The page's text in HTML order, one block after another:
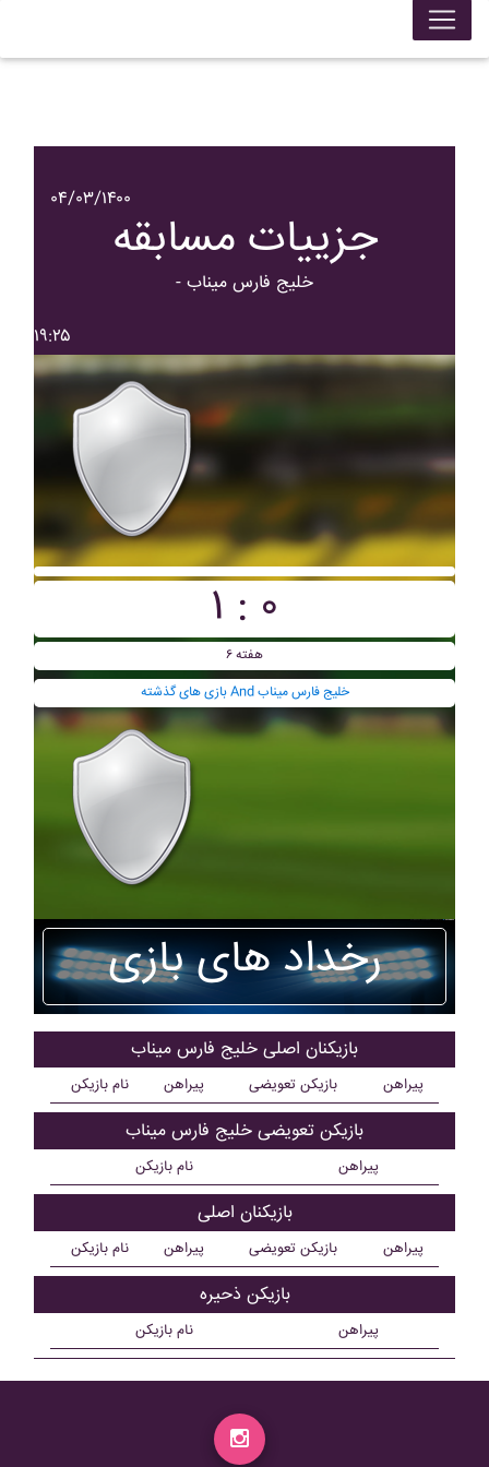
۰۴/۰۳/۱۴۰۰
جزییات مسابقه
- خليج فارس ميناب
۱۹:۲۵
۱ : ۰
هفته ۶
بازی های گذشته And خليج فارس ميناب
رخداد های بازی
بازیکنان اصلی خليج فارس ميناب
نام بازیکن پیراهن بازیکن تعویضی پیراهن
بازیکن تعویضی خليج فارس ميناب
نام بازیکن پیراهن
بازیکنان اصلی
نام بازیکن پیراهن بازیکن تعویضی پیراهن
بازیکن ذحیره
نام بازیکن پیراهن